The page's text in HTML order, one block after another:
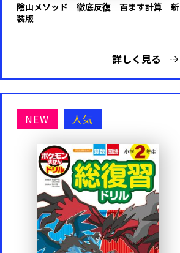
陰山メソッド 徹底反復 百ます計算 新
装版
詳しく見る
NEW 人気